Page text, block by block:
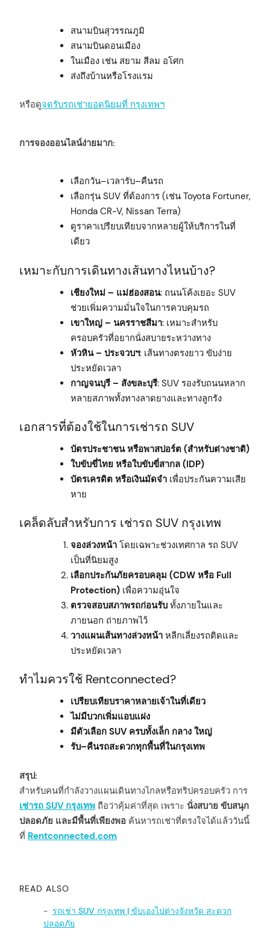
สนามบินสุวรรณภูมิ
สนามบินดอนเมือง
ในเมือง เช่น สยาม สีลม อโศก
ส่งถึงบ้านหรือโรงแรม
หรือดูจุดรับรถเช่ายอดนิยมที่ กรุงเทพฯ
การจองออนไลน์ง่ายมาก:
เลือกวัน–เวลารับ–คืนรถ
เลือกรุ่น SUV ที่ต้องการ (เช่น Toyota Fortuner,
Honda CR-V, Nissan Terra)
ดูราคาเปรียบเทียบจากหลายผู้ให้บริการในที่
เดียว
เหมาะกับการเดินทางเส้นทางไหนบ้าง?
เชียงใหม่ – แม่ฮ่องสอน: ถนนโค้งเยอะ SUV
ช่วยเพิ่มความมั่นใจในการควบคุมรถ
เขาใหญ่ – นครราชสีมา: เหมาะสำหรับ
ครอบครัวที่อยากนั่งสบายระหว่างทาง
หัวหิน – ประจวบฯ: เส้นทางตรงยาว ขับง่าย
ประหยัดเวลา
กาญจนบุรี – สังขละบุรี: SUV รองรับถนนหลาก
หลายสภาพทั้งทางลาดยางและทางลูกรัง
เอกสารที่ต้องใช้ในการเช่ารถ SUV
บัตรประชาชน หรือพาสปอร์ต (สำหรับต่างชาติ)
ใบขับขี่ไทย หรือใบขับขี่สากล (IDP)
บัตรเครดิต หรือเงินมัดจำเพื่อประกันความเสีย
หาย
เคล็ดลับสำหรับการ เช่ารถ SUV กรุงเทพ
จองล่วงหน้าโดยเฉพาะช่วงเทศกาล รถ SUV
เป็นที่นิยมสูง
เลือกประกันภัยครอบคลุม (CDW หรือ Full
Protection)เพื่อความอุ่นใจ
ตรวจสอบสภาพรถก่อนรับทั้งภายในและ
ภายนอก ถ่ายภาพไว้
วางแผนเส้นทางล่วงหน้าหลีกเลี่ยงรถติดและ
ประหยัดเวลา
ทำไมควรใช้ Rentconnected?
เปรียบเทียบราคาหลายเจ้าในที่เดียว
ไม่มีบวกเพิ่มแอบแฝง
มีตัวเลือก SUV ครบทั้งเล็ก กลาง ใหญ่
รับ–คืนรถสะดวกทุกพื้นที่ในกรุงเทพ
สรุป:
สำหรับคนที่กำลังวางแผนเดินทางไกลหรือทริปครอบครัว การ
เช่ารถ SUV กรุงเทพ ถือว่าคุ้มค่าที่สุด เพราะ นั่งสบาย ขับสนุก
ปลอดภัย และมีพื้นที่เพียงพอ ค้นหารถเช่าที่ตรงใจได้แล้ววันนี้
ที่ Rentconnected.com
READ ALSO
รถเช่า SUV กรุงเทพ | ขับเองไปต่างจังหวัด สะดวก
ปลอดภัย